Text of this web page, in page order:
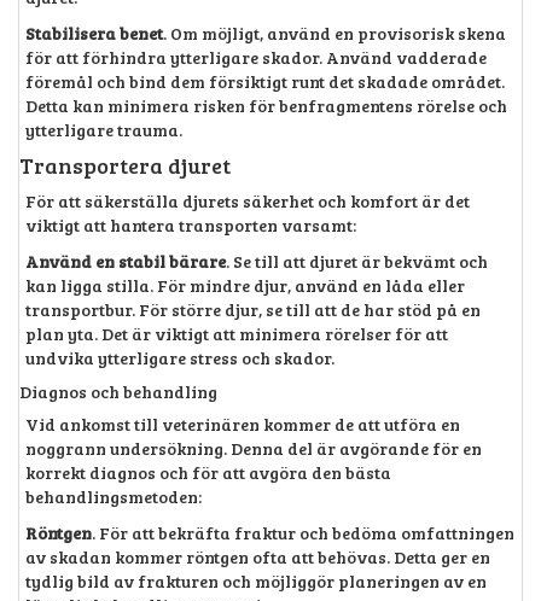
Stabilisera benet. Om möjligt, använd en provisorisk skena
för att förhindra ytterligare skador. Använd vadderade
föremål och bind dem försiktigt runt det skadade området.
Detta kan minimera risken för benfragmentens rörelse och
ytterligare trauma.
Transportera djuret
För att säkerställa djurets säkerhet och komfort är det
viktigt att hantera transporten varsamt:
Använd en stabil bärare. Se till att djuret är bekvämt och
kan ligga stilla. För mindre djur, använd en låda eller
transportbur. För större djur, se till att de har stöd på en
plan yta. Det är viktigt att minimera rörelser för att
undvika ytterligare stress och skador.
Diagnos och behandling
Vid ankomst till veterinären kommer de att utföra en
noggrann undersökning. Denna del är avgörande för en
korrekt diagnos och för att avgöra den bästa
behandlingsmetoden:
Röntgen. För att bekräfta fraktur och bedöma omfattningen
av skadan kommer röntgen ofta att behövas. Detta ger en
tydlig bild av frakturen och möjliggör planeringen av en